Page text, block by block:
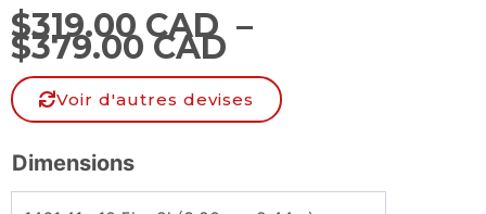
$319.00 CAD –
$379.00 CAD
Voir d'autres devises
Dimensions